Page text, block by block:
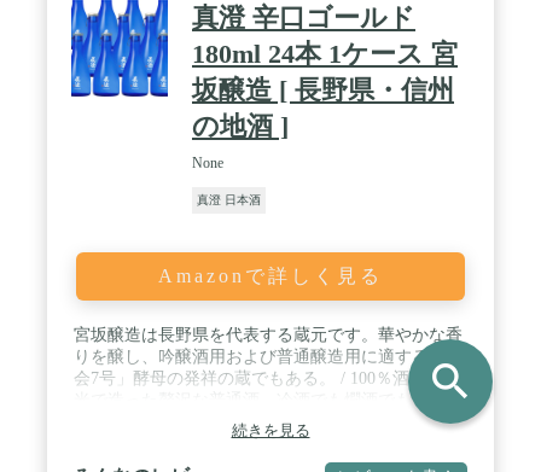
真澄 辛口ゴールド
180ml 24本 1ケース 宮
坂醸造 [ 長野県・信州
の地酒 ]
None
真澄 日本酒
Amazonで詳しく見る
宮坂醸造は長野県を代表する蔵元です。華やかな香
りを醸し、吟醸酒用および普通醸造用に適する「協
会7号」酵母の発祥の蔵でもある。 / 100％酒造好適
米で造った贅沢な普通酒。冷酒でも燗酒でも飲み飽
きとは無縁です。 / 商品内容：真澄辛口ゴールド
続きを見る
search